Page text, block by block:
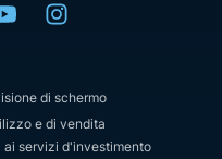
di schermo
e di vendita
servizi d'investimento